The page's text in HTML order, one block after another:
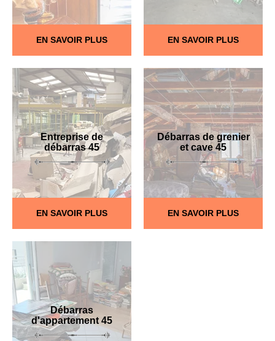
EN SAVOIR PLUS EN SAVOIR PLUS
Entreprise de
débarras 45
EN SAVOIR PLUS
Débarras de grenier
et cave 45
EN SAVOIR PLUS
Débarras
d'appartement 45